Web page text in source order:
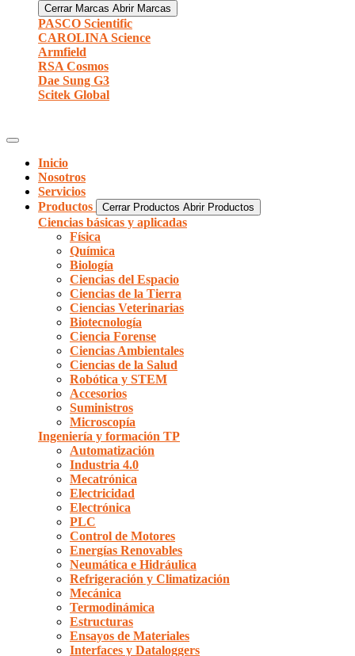
Cerrar Marcas Abrir Marcas
PASCO Scientific
CAROLINA Science
Armfield
RSA Cosmos
Dae Sung G3
Scitek Global
Inicio
Nosotros
Servicios
Productos
Cerrar Productos Abrir Productos
Ciencias básicas y aplicadas
Física
Química
Biología
Ciencias del Espacio
Ciencias de la Tierra
Ciencias Veterinarias
Biotecnología
Ciencia Forense
Ciencias Ambientales
Ciencias de la Salud
Robótica y STEM
Accesorios
Suministros
Microscopía
Ingeniería y formación TP
Automatización
Industria 4.0
Mecatrónica
Electricidad
Electrónica
PLC
Control de Motores
Energías Renovables
Neumática e Hidráulica
Refrigeración y Climatización
Mecánica
Termodinámica
Estructuras
Ensayos de Materiales
Interfaces y Dataloggers